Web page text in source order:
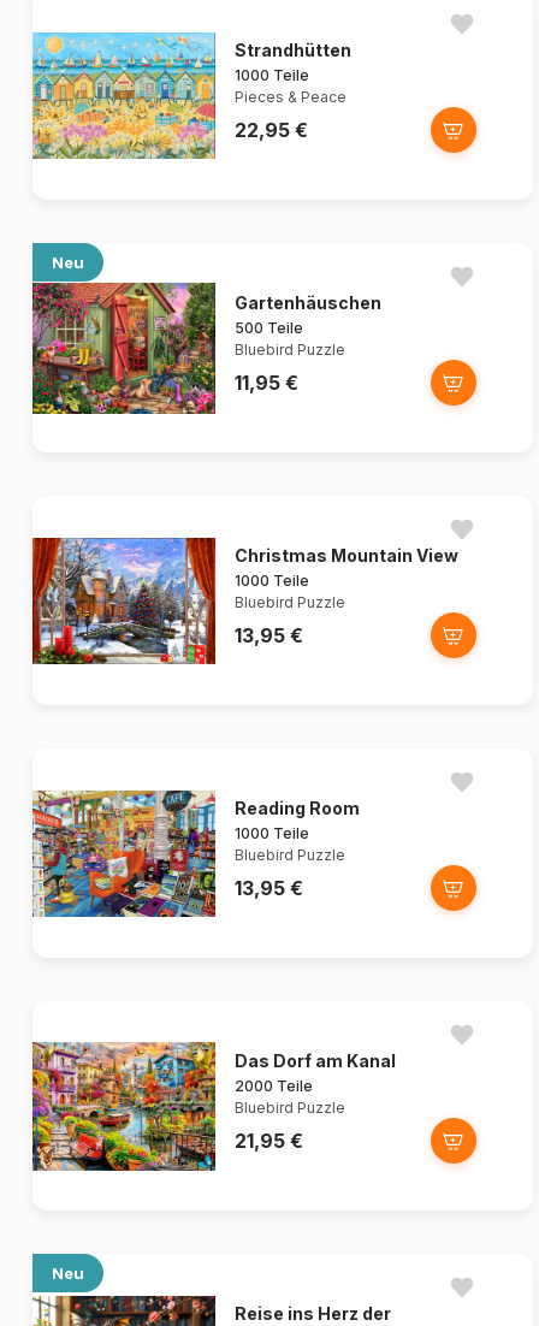
Strandhütten
1000 Teile
Pieces & Peace
22,95 €
Neu
Gartenhäuschen
500 Teile
Bluebird Puzzle
11,95 €
Christmas Mountain View
1000 Teile
Bluebird Puzzle
13,95 €
Reading Room
1000 Teile
Bluebird Puzzle
13,95 €
Das Dorf am Kanal
2000 Teile
Bluebird Puzzle
21,95 €
Neu
Reise ins Herz der